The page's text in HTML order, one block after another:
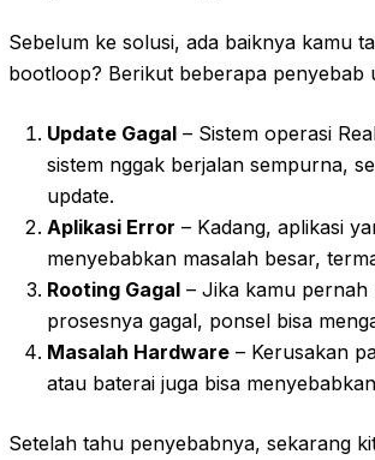
Sebelum ke solusi, ada baiknya kamu
bootloop? Berikut beberapa penyebab
Update Gagal – Sistem operasi
sistem nggak berjalan sempurna,
update.
Aplikasi Error – Kadang, aplikasi
menyebabkan masalah besar,
Rooting Gagal – Jika kamu pernah
prosesnya gagal, ponsel bisa
Masalah Hardware – Kerusakan
atau baterai juga bisa
Setelah tahu penyebabnya, sekarang